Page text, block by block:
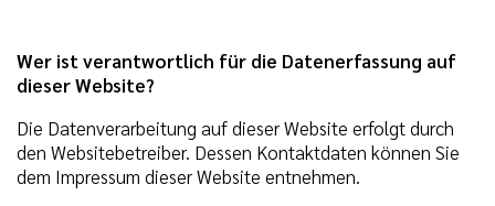
Wer ist verantwortlich für die Datenerfassung auf
dieser Website?
Die Datenverarbeitung auf dieser Website erfolgt durch
den Websitebetreiber. Dessen Kontaktdaten können Sie
dem Impressum dieser Website entnehmen.